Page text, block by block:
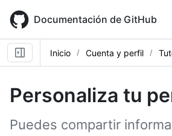
main
content
Documentación de GitHub
Inicio Cuenta y perfil
Personaliza tu
Puedes compartir